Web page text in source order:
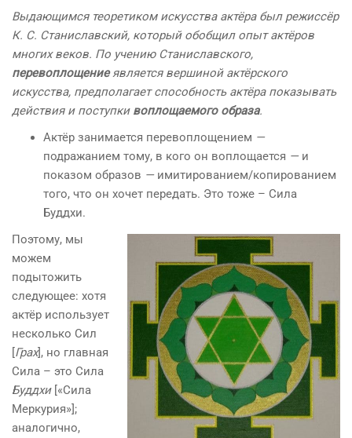
Выдающимся теоретиком искусства актёра был режиссёр
К. С. Станиславский, который обобщил опыт актёров
многих веков. По учению Станиславского,
перевоплощениеявляется вершиной актёрского
искусства, предполагает способность актёра показывать
действия и поступки воплощаемого образа.
Актёр занимается перевоплощением —
подражанием тому, в кого он воплощается —и
показом образов — имитированием/копированием
того, что он хочет передать. Это тоже – Сила
Буддхи.
Поэтому, мы
можем
подытожить
следующее: хотя
актёр использует
несколько Сил
[Грах], но главная
Сила – это Сила
Буддхи[«Сила
Меркурия»];
аналогично,